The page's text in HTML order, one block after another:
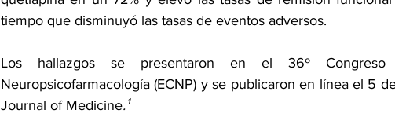
tiempo que disminuyó las tasas de eventos adversos.
Los hallazgos se presentaron en el 36º
Neuropsicofarmacología (ECNP) y se publicaron en línea el 5 de
Journal of Medicine.¹